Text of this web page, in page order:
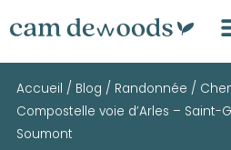
Accueil / Blog / Randonnée /
Compostelle voie d’Arles –
Soumont